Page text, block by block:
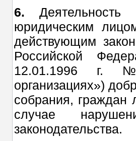
6.
юридическим
действующим
Российской
12.01.1996 г.
организациях»)
собрания, граждан
случае
законодательства.